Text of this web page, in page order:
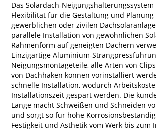
Das Solardach-
Flexibilität für die Gestaltung und Planung
gewerblichen oder zivilen
parallele Installation von gewöhnlichen
Rahmenform auf geneigten Dächern
Einzigartige Aluminium-
Neigungsmontageteile, alle Arten von
von Dachhaken können vorinstalliert
schnelle Installation, wodurch
Installationszeit gespart werden. Die
Länge macht Schweißen und Schneiden
und sorgt so für hohe
Festigkeit und Ästhetik vom Werk bis zum